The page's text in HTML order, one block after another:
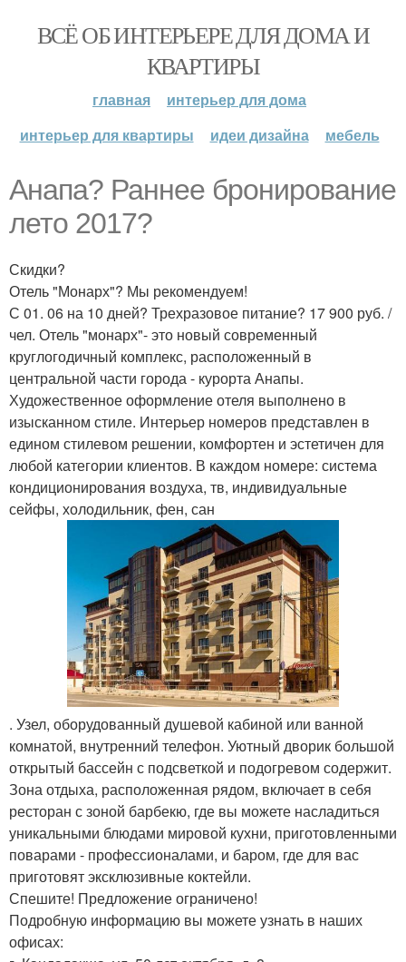
ВСЁ ОБ ИНТЕРЬЕРЕ ДЛЯ ДОМА И
КВАРТИРЫ
главная
интерьер для дома
интерьер для квартиры
идеи дизайна мебель
Анапа? Раннее бронирование
лето 2017?
Скидки?
Отель "Монарх"? Мы рекомендуем!
С 01. 06 на 10 дней? Трехразовое питание? 17 900 руб. /
чел. Отель "монарх"- это новый современный
круглогодичный комплекс, расположенный в
центральной части города - курорта Анапы.
Художественное оформление отеля выполнено в
изысканном стиле. Интерьер номеров представлен в
едином стилевом решении, комфортен и эстетичен для
любой категории клиентов. В каждом номере: система
кондиционирования воздуха, тв, индивидуальные
сейфы, холодильник, фен, сан
. Узел, оборудованный душевой кабиной или ванной
комнатой, внутренний телефон. Уютный дворик большой
открытый бассейн с подсветкой и подогревом содержит.
Зона отдыха, расположенная рядом, включает в себя
ресторан с зоной барбекю, где вы можете насладиться
уникальными блюдами мировой кухни, приготовленными
поварами - профессионалами, и баром, где для вас
приготовят эксклюзивные коктейли.
Спешите! Предложение ограничено!
Подробную информацию вы можете узнать в наших
офисах: